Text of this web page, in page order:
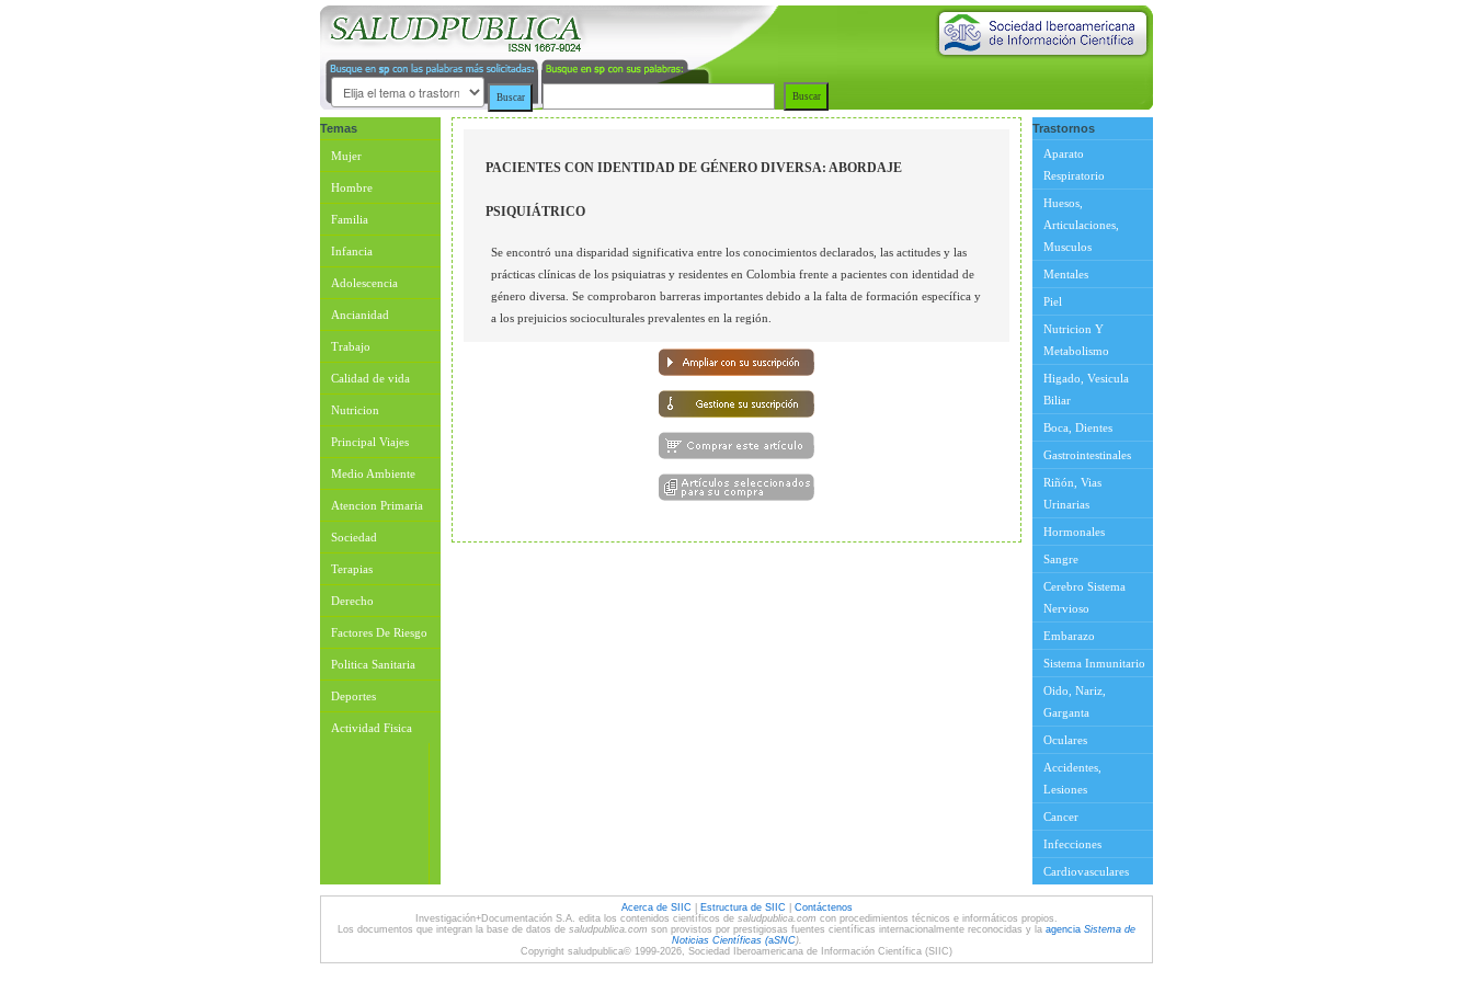
Temas
Mujer
Hombre
Familia
Infancia
Adolescencia
Ancianidad
Trabajo
Calidad de vida
Nutricion
Principal Viajes
Medio Ambiente
Atencion Primaria
Sociedad
Terapias
Derecho
Factores De Riesgo
Politica Sanitaria
Deportes
Actividad Fisica
Trastornos
Aparato
Respiratorio
Huesos,
Articulaciones,
Musculos
Mentales
Piel
Nutricion Y
Metabolismo
Higado, Vesicula
Biliar
Boca, Dientes
Gastrointestinales
Riñón, Vias
Urinarias
Hormonales
Sangre
Cerebro Sistema
Nervioso
Embarazo
Sistema Inmunitario
Oido, Nariz,
Garganta
Oculares
Accidentes,
Lesiones
Cancer
Infecciones
Cardiovasculares
PACIENTES CON IDENTIDAD DE GÉNERO DIVERSA: ABORDAJE
PSIQUIÁTRICO
Se encontró una disparidad significativa entre los conocimientos declarados, las actitudes y las
prácticas clínicas de los psiquiatras y residentes en Colombia frente a pacientes con identidad de
género diversa. Se comprobaron barreras importantes debido a la falta de formación específica y
a los prejuicios socioculturales prevalentes en la región.
Acerca de SIIC Estructura de SIIC
Contáctenos
Investigación+Documentación S.A. edita los contenidos científicos de saludpublica.com con procedimientos técnicos e informáticos propios.
Los documentos que integran la base de datos de saludpublica.com son provistos por prestigiosas fuentes científicas internacionalmente reconocidas y la agencia Sistema de
Noticias Científicas (aSNC).
Copyright saludpublica© 1999-2026, Sociedad Iberoamericana de Información Científica (SIIC)